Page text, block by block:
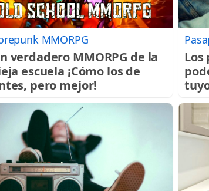
MMORPG
verdadero MMORPG de la
escuela ¡Cómo los de
pero mejor!
Los